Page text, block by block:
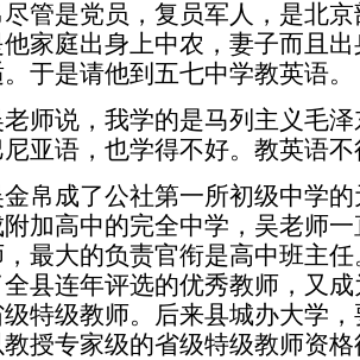
管是党员，复员军人，是北
家庭出身上中农，妻子而且
于是请他到五七中学教英语。
师说，我学的是马列主义毛
亚语，也学得不好。教英语
帛成了公社第一所初级中学
加高中的完全中学，吴老师
最大的负责官衔是高中班主
县连年评选的优秀教师，又
级特级教师。后来县城办大学
授专家级的省级特级教师资